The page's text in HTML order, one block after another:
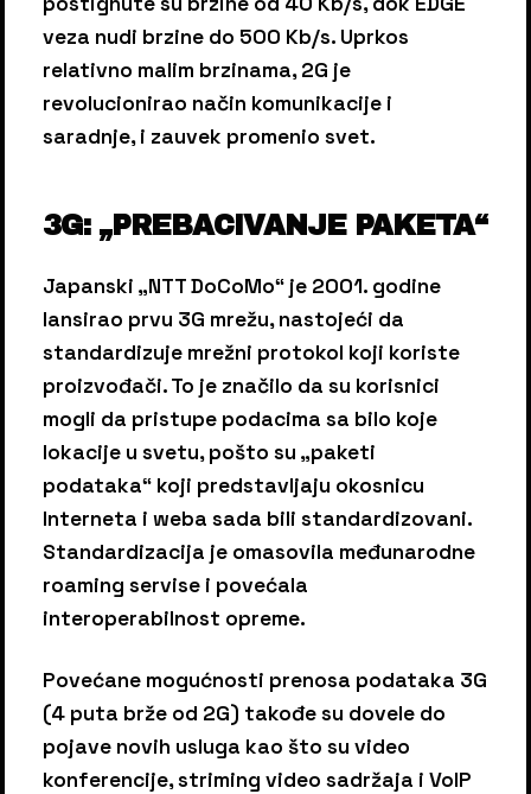
veza nudi brzine do 500 Kb/s. Uprkos
relativno malim brzinama, 2G je
revolucionirao način komunikacije i
saradnje, i zauvek promenio svet.
3G: „PREBACIVANJE PAKETA“
Japanski „NTT DoCoMo“ je 2001. godine
lansirao prvu 3G mrežu, nastojeći da
standardizuje mrežni protokol koji koriste
proizvođači. To je značilo da su korisnici
mogli da pristupe podacima sa bilo koje
lokacije u svetu, pošto su „paketi
podataka“ koji predstavljaju okosnicu
Interneta i weba sada bili standardizovani.
Standardizacija je omasovila međunarodne
roaming servise i povećala
interoperabilnost opreme.
Povećane mogućnosti prenosa podataka 3G
(4 puta brže od 2G) takođe su dovele do
pojave novih usluga kao što su video
konferencije, striming video sadržaja i VoIP